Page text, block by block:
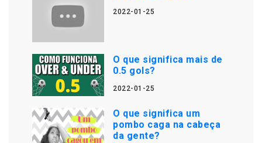
2022-01-25
O que significa mais de
0.5 gols?
2022-01-25
O que significa um
pombo caga na cabeça
da gente?